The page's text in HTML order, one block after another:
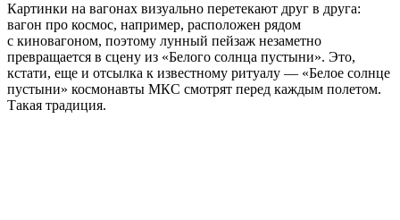
Картинки на вагонах визуально перетекают друг в друга:
вагон про космос, например, расположен рядом
с киновагоном, поэтому лунный пейзаж незаметно
превращается в сцену из «Белого солнца пустыни». Это,
кстати, еще и отсылка к известному ритуалу — «Белое солнце
пустыни» космонавты МКС смотрят перед каждым полетом.
Такая традиция.